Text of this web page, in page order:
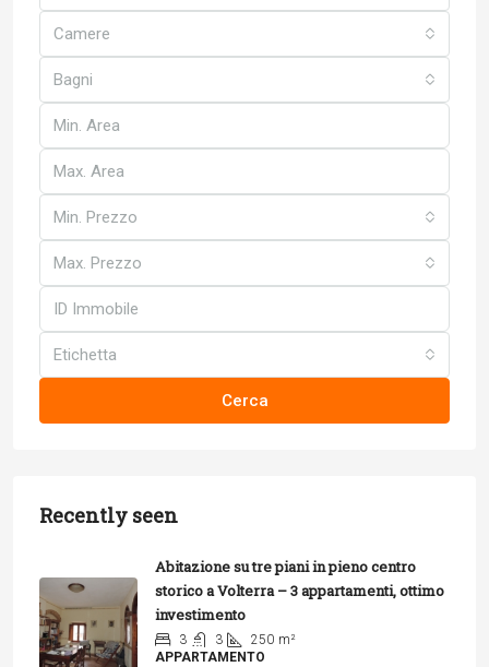
Camere
Bagni
Min. Prezzo
Max. Prezzo
Etichetta
Cerca
Recently seen
Abitazione su tre piani in pieno centro
storico a Volterra – 3 appartamenti, ottimo
investimento
3 3 250 m²
APPARTAMENTO